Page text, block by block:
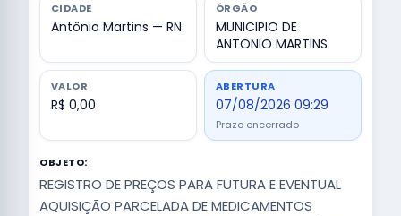
CIDADE
Antônio Martins — RN
ÓRGÃO
MUNICIPIO DE
ANTONIO MARTINS
VALOR
R$ 0,00
ABERTURA
07/08/2026 09:29
Prazo encerrado
OBJETO:
REGISTRO DE PREÇOS PARA FUTURA E EVENTUAL
AQUISIÇÃO PARCELADA DE MEDICAMENTOS